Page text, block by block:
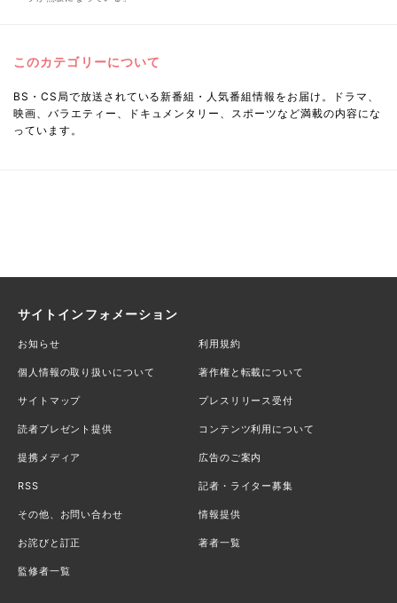
このカテゴリーについて
BS・CS局で放送されている新番組・人気番組情報をお届け。ドラマ、
映画、バラエティー、ドキュメンタリー、スポーツなど満載の内容にな
っています。
サイトインフォメーション
お知らせ 利用規約
個人情報の取り扱いについて 著作権と転載について
サイトマップ プレスリリース受付
読者プレゼント提供 コンテンツ利用について
提携メディア 広告のご案内
RSS 記者・ライター募集
その他、お問い合わせ 情報提供
お詫びと訂正 著者一覧
監修者一覧